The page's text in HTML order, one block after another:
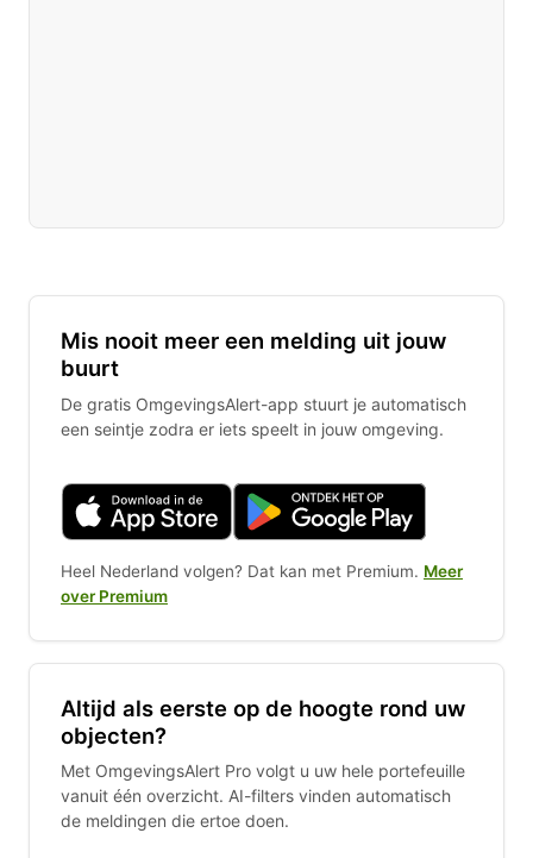
Mis nooit meer een melding uit jouw
buurt
De gratis OmgevingsAlert-app stuurt je automatisch
een seintje zodra er iets speelt in jouw omgeving.
Heel Nederland volgen? Dat kan met Premium. Meer
over Premium
Altijd als eerste op de hoogte rond uw
objecten?
Met OmgevingsAlert Pro volgt u uw hele portefeuille
vanuit één overzicht. AI-filters vinden automatisch
de meldingen die ertoe doen.